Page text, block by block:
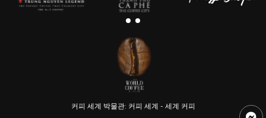
커피 세계 박물관: 커피 세계 - 세계 커피